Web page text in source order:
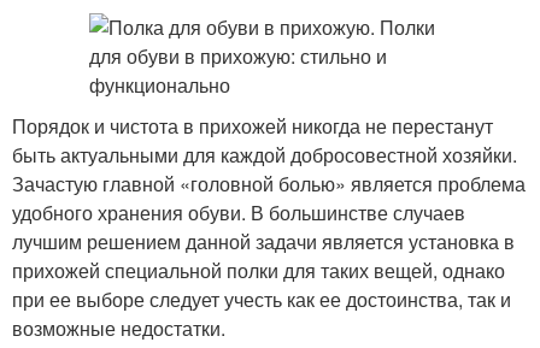
Порядок и чистота в прихожей никогда не перестанут
быть актуальными для каждой добросовестной хозяйки.
Зачастую главной «головной болью» является проблема
удобного хранения обуви. В большинстве случаев
лучшим решением данной задачи является установка в
прихожей специальной полки для таких вещей, однако
при ее выборе следует учесть как ее достоинства, так и
возможные недостатки.